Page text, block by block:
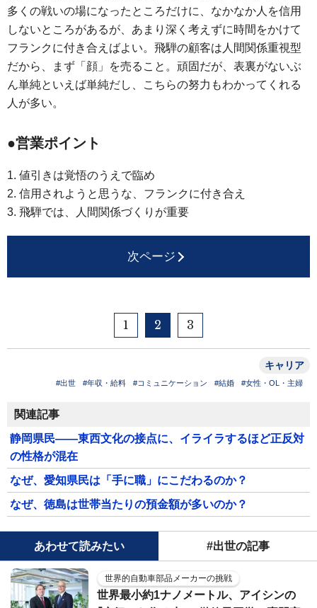
多くの戦いの場になったところだけに、なかなか人を信用
しないところがあるが、あまり深く考えずに時間をかけて
フランクに付き合えばよい。飛騨の顧客は人間関係重視型
だから、まず「顔」を売ること。頑固だが、表裏がないぶ
ん単純といえば単純だし、こちらの努力もわかってくれる
人が多い。
●営業ポイント
1. 値引きは覚悟のうえで臨め
2. 信用されようと思うな、フランクに付き合え
3. 飛騨では、人間関係づくりが重要
次ページ
1 2 3
キャリア
#出世 #年収・給料 #コミュニケーション #結婚 #女性・OL・主婦
関連記事
静岡県民――東西文化の接点に、イライラするほど正反対
の性格が混在
なぜ、愛知県民は「手に職」にこだわるのか？
なぜ、徳島は世帯当たりの預金額が多いのか？
あわせて読みたい #出世の記事
世界的自動車部品メーカーの挑戦
世界最小約1ナノメートル、アイシンの